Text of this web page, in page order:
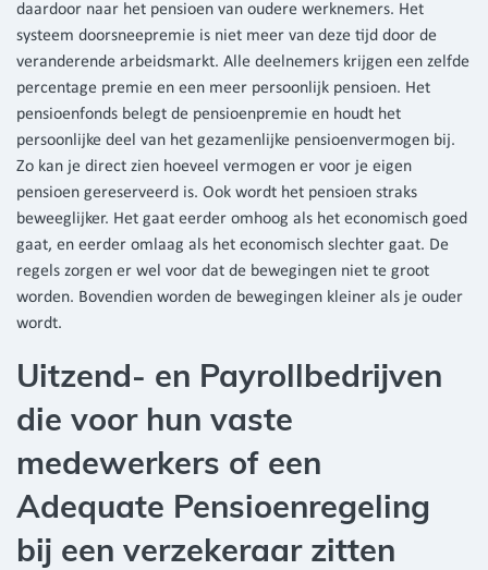
daardoor naar het pensioen van oudere werknemers. Het
systeem doorsneepremie is niet meer van deze tijd door de
veranderende arbeidsmarkt. Alle deelnemers krijgen een zelfde
percentage premie en een meer persoonlijk pensioen. Het
pensioenfonds belegt de pensioenpremie en houdt het
persoonlijke deel van het gezamenlijke pensioenvermogen bij.
Zo kan je direct zien hoeveel vermogen er voor je eigen
pensioen gereserveerd is. Ook wordt het pensioen straks
beweeglijker. Het gaat eerder omhoog als het economisch goed
gaat, en eerder omlaag als het economisch slechter gaat. De
regels zorgen er wel voor dat de bewegingen niet te groot
worden. Bovendien worden de bewegingen kleiner als je ouder
wordt.
Uitzend- en Payrollbedrijven
die voor hun vaste
medewerkers of een
Adequate Pensioenregeling
bij een verzekeraar zitten